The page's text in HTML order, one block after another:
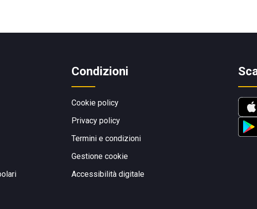
Condizioni
Cookie policy
Privacy policy
Termini e condizioni
Gestione cookie
Accessibilità digitale